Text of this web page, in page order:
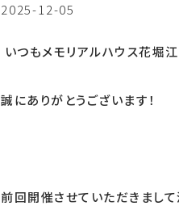
2025-12-05
いつもメモリアルハウス花堀
誠にありがとうございます！
前回開催させていただきまし